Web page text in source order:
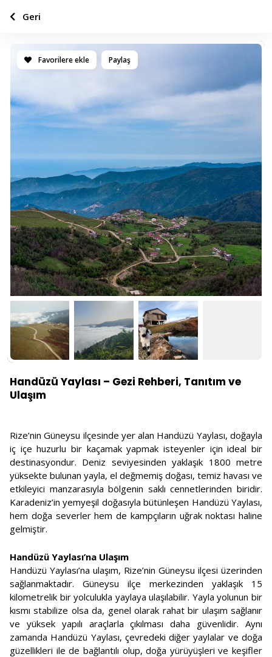
Favorilere ekle Paylaş
Handüzü Yaylası – Gezi Rehberi, Tanıtım ve
Ulaşım
Rize’nin Güneysu ilçesinde yer alan Handüzü Yaylası, doğayla
iç içe huzurlu bir kaçamak yapmak isteyenler için ideal bir
destinasyondur. Deniz seviyesinden yaklaşık 1800 metre
yüksekte bulunan yayla, el değmemiş doğası, temiz havası ve
etkileyici manzarasıyla bölgenin saklı cennetlerinden biridir.
Karadeniz’in yemyeşil doğasıyla bütünleşen Handüzü Yaylası,
hem doğa severler hem de kampçıların uğrak noktası haline
gelmiştir.
Handüzü Yaylası’na Ulaşım
Handüzü Yaylası’na ulaşım, Rize’nin Güneysu ilçesi üzerinden
sağlanmaktadır. Güneysu ilçe merkezinden yaklaşık 15
kilometrelik bir yolculukla yaylaya ulaşılabilir. Yayla yolunun bir
kısmı stabilize olsa da, genel olarak rahat bir ulaşım sağlanır
ve yüksek yapılı araçlarla çıkılması daha güvenlidir. Aynı
zamanda Handüzü Yaylası, çevredeki diğer yaylalar ve doğa
güzellikleri ile de bağlantılı olup, doğa yürüyüşleri ve keşifler
Geri